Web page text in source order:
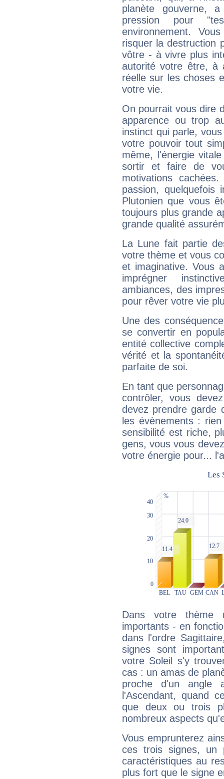
planète gouverne,
pression pour
environnement.
risquer la destruction
vôtre - à vivre plus
autorité votre être, à
réelle sur les choses
votre vie.
On pourrait vous dire
apparence ou trop
instinct qui parle,
votre pouvoir tout
même, l'énergie
sortir et faire de
motivations
passion, quelquefois
Plutonien que vous
toujours plus grande
grande qualité
La Lune fait partie
votre thème et vous
et imaginative. Vous
imprégner
ambiances, des
pour rêver votre vie
Une des
se convertir en
entité collective
vérité et la
parfaite de soi.
En tant que
contrôler, vous
devez prendre garde
les évènements :
sensibilité est riche,
gens, vous vous
votre énergie pour...
Dans votre thème
importants - en
dans l'ordre
signes sont
votre Soleil s'y
cas : un amas de
proche d'un
l'Ascendant, quand
que deux ou trois
nombreux aspects
Vous emprunterez
ces trois signes, un
caractéristiques au
plus fort que le signe